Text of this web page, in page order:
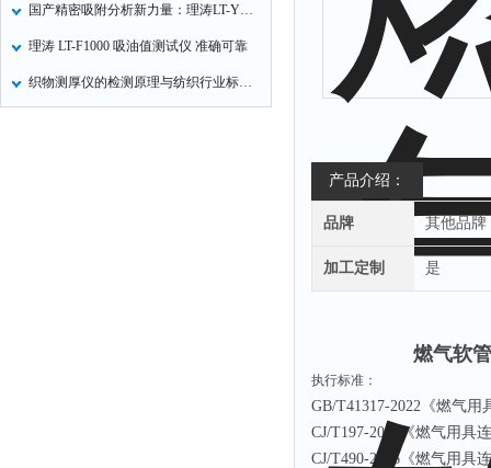
国产精密吸附分析新力量：理涛LT-Y019A全自动高压吸附仪的性能与应用解析
理涛 LT-F1000 吸油值测试仪 准确可靠
织物测厚仪的检测原理与纺织行业标准化应用
产品介绍：
品牌 其他品牌
加工定制 是
燃气软
执行标准：
GB/T41317-2022 《燃气
CJ/T197-2010
《燃气用具
CJ/T490-2016 《燃气用具